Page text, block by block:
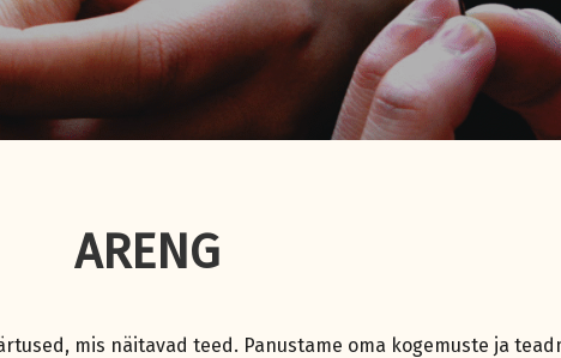
ARENG
mis näitavad teed. Panustame oma kogemuste ja